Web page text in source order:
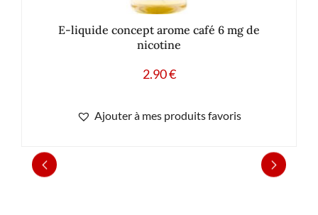
E-liquide concept arome café 6 mg de
nicotine
2.90€
Ajouter à mes produits favoris